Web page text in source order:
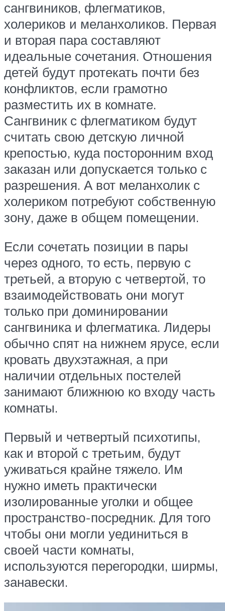
сангвиников, флегматиков,
холериков и меланхоликов. Первая
и вторая пара составляют
идеальные сочетания. Отношения
детей будут протекать почти без
конфликтов, если грамотно
разместить их в комнате.
Сангвиник с флегматиком будут
считать свою детскую личной
крепостью, куда посторонним вход
заказан или допускается только с
разрешения. А вот меланхолик с
холериком потребуют собственную
зону, даже в общем помещении.
Если сочетать позиции в пары
через одного, то есть, первую с
третьей, а вторую с четвертой, то
взаимодействовать они могут
только при доминировании
сангвиника и флегматика. Лидеры
обычно спят на нижнем ярусе, если
кровать двухэтажная, а при
наличии отдельных постелей
занимают ближнюю ко входу часть
комнаты.
Первый и четвертый психотипы,
как и второй с третьим, будут
уживаться крайне тяжело. Им
нужно иметь практически
изолированные уголки и общее
пространство-посредник. Для того
чтобы они могли уединиться в
своей части комнаты,
используются перегородки, ширмы,
занавески.